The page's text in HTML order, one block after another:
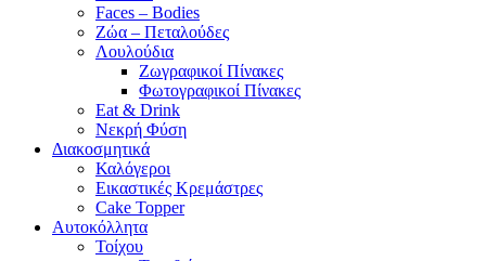
Faces – Bodies
Ζώα – Πεταλούδες
Λουλούδια
Ζωγραφικοί Πίνακες
Φωτογραφικοί Πίνακες
Eat & Drink
Νεκρή Φύση
Διακοσμητικά
Καλόγεροι
Εικαστικές Κρεμάστρες
Cake Topper
Αυτοκόλλητα
Τοίχου